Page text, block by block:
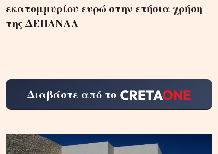
εκατομμυρίου ευρώ στην ετήσια χρήση
της ΔΕΠΑΝΑΛ
Διαβάστε από το